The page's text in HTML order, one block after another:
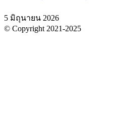
5 มิถุนายน 2026
© Copyright 2021-2025